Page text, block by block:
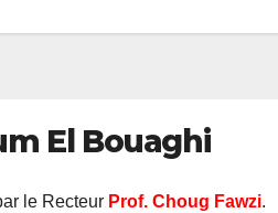
El Bouaghi
le Recteur Prof. Choug Fawzi.